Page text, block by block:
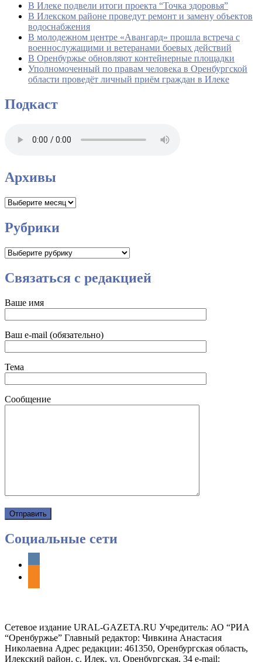
В Илеке подвели итоги проекта “Точка здоровья”
В Илекском районе проведут ремонт и замену объектов
водоснабжения
В молодежном центре «Авангард» прошла встреча с
военнослужащими и ветеранами боевых действий
В Оренбуржье обновляют контейнерные площадки
Уполномоченный по правам человека в Оренбургской
области проведёт личный приём граждан в Илеке
Подкаст
Архивы
Архивы
Рубрики
Рубрики
Связаться с редакцией
Ваше имя
Ваш e-mail (обязательно)
Тема
Сообщение
Социальные сети
vkontakte
Сетевое издание URAL-GAZETA.RU Учредитель: АО “РИА
“Оренбуржье” Главный редактор: Чивкина Анастасия
Николаевна Адрес редакции: 461350, Оренбургская область,
Илекский район, с. Илек, ул. Оренбургская, 34 e-mail: